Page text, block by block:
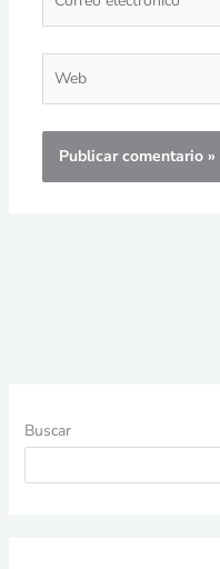
electrónico*
Buscar